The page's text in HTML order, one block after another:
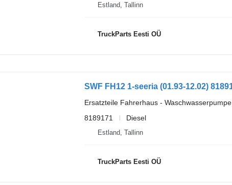
Estland, Tallinn
TruckParts Eesti OÜ
Ersatzteile Fahrerhaus - Waschwasserpumpe
8189171
Diesel
Estland, Tallinn
TruckParts Eesti OÜ